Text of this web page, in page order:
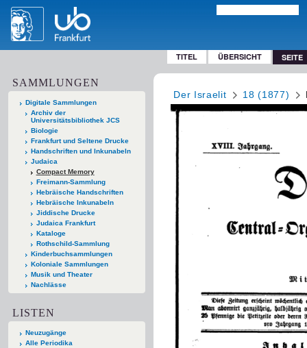
TITEL ÜBERSICHT SEITE
SAMMLUNGEN
Digitale Sammlungen
Archiv der
Universitätsbibliothek JCS
Biologie
Frankfurt und Seltene Drucke
Handschriften und Inkunabeln
Judaica
Compact Memory
Freimann-Sammlung
Hebräische Handschriften
Hebräische Inkunabeln
Jiddische Drucke
Judaica Frankfurt
Kataloge
Rothschild-Sammlung
Kinderbuchsammlungen
Koloniale Sammlungen
Musik und Theater
Nachlässe
LISTEN
Neuzugänge
Alle Periodika
Der Israelit 18 (1877)